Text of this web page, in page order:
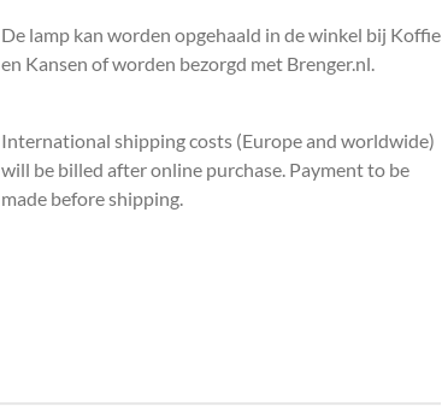
De lamp kan worden opgehaald in de winkel bij Koffie
en Kansen of worden bezorgd met Brenger.nl.
International shipping costs (Europe and worldwide)
will be billed after online purchase. Payment to be
made before shipping.